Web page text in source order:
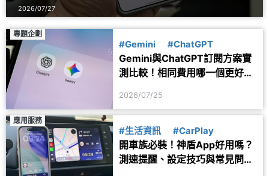
2026/07/27
專題企劃
#Gemini #ChatGPT
Gemini與ChatGPT訂閱方案實
測比較！相同費用哪一個更好
2026/07/25
應用服務
#生活資訊 #CarPlay
開車族必裝！神盾App好用嗎？
測速提醒、設定技巧與常見問題